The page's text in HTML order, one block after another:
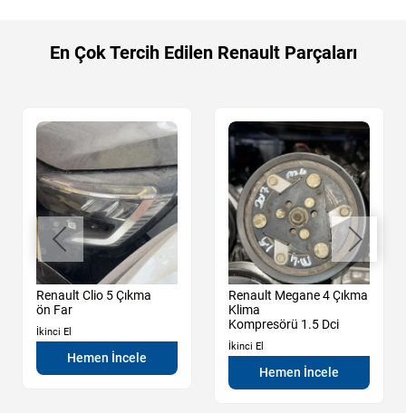
En Çok Tercih Edilen Renault Parçaları
Renault Clio 5 Çıkma
ön Far
İkinci El
Hemen İncele
Renault Megane 4 Çıkma
Klima
Kompresörü 1.5 Dci
İkinci El
Hemen İncele